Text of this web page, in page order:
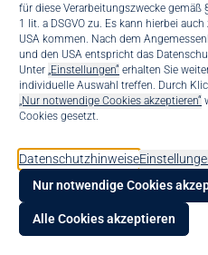
für diese Verarbeitungszwecke gemäß
1 lit. a DSGVO zu. Es kann hierbei
USA kommen. Nach dem
und den USA entspricht das
Unter „Einstellungen“ erhalten Sie
individuelle Auswahl treffen. Durch
„Nur notwendige Cookies akzeptieren“
Cookies gesetzt.
Datenschutzhinweise
Nur notwendige Cookies
Alle Cookies akzeptieren
strategische Entscheidungen und
wir tun, übergeordnet und
Unsere menschliche Intelligenz
immer häufiger in Frage gestellt.
Intelligenz wert, wenn die
Rechnen, Auswerten oder finden
überholt. Die Bedrohung durch
ist präsent. Aber kann die KI
gesehen werden? Ja, kann sie.
werdenden Welt mithalten,